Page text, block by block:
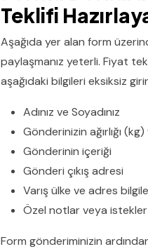
Teklifi
Aşağıda yer alan form
paylaşmanız yeterli. Fiyat
aşağıdaki bilgileri eksiksiz
Adınız ve Soyadınız
Gönderinizin ağırlığı
Gönderinin içeriği
Gönderi çıkış adresi
Varış ülke ve adres
Özel notlar veya
Form gönderiminizin